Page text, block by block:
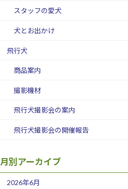
スタッフの愛犬
犬とお出かけ
飛行犬
商品案内
撮影機材
飛行犬撮影会の案内
飛行犬撮影会の開催報告
月別アーカイブ
2026年6月